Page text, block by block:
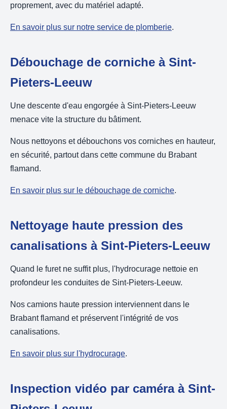
proprement, avec du matériel adapté.
En savoir plus sur notre service de plomberie.
Débouchage de corniche à Sint-
Pieters-Leeuw
Une descente d'eau engorgée à Sint-Pieters-Leeuw
menace vite la structure du bâtiment.
Nous nettoyons et débouchons vos corniches en hauteur,
en sécurité, partout dans cette commune du Brabant
flamand.
En savoir plus sur le débouchage de corniche.
Nettoyage haute pression des
canalisations à Sint-Pieters-Leeuw
Quand le furet ne suffit plus, l'hydrocurage nettoie en
profondeur les conduites de Sint-Pieters-Leeuw.
Nos camions haute pression interviennent dans le
Brabant flamand et préservent l'intégrité de vos
canalisations.
En savoir plus sur l'hydrocurage.
Inspection vidéo par caméra à Sint-